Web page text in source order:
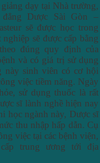
dạy tại Nhà trường,
Dược Sài Gòn –
sẽ được học trong
sẽ được cấp bằng
đúng quy định của
và có giá trị sử dụng
này sinh viên có cơ hội
việc tiềm năng. Ngày
sử dụng thuốc là rất
sĩ lành nghề hiện nay
học ngành này, Dược sĩ
thu nhập hấp dẫn. Cụ
việc tại các bệnh viện,
trung ương tới địa